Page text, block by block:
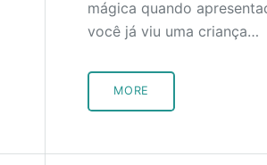
mágica quando
você já viu uma criança…
MORE